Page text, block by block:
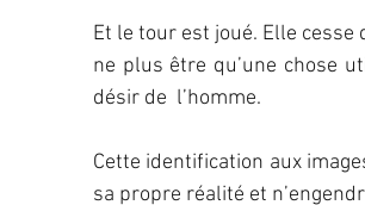
Et le tour est joué. Elle cesse
ne plus être qu’une chose
désir de  l’homme.
Cette identification aux
sa propre réalité et